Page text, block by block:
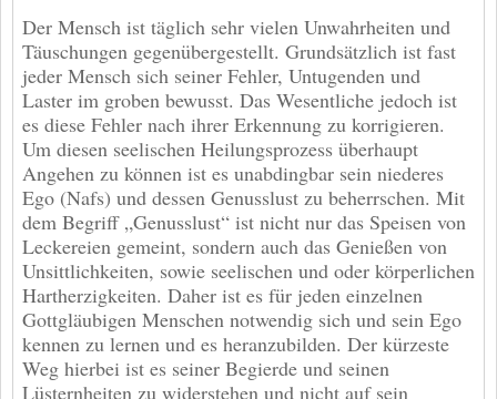
Der Mensch ist täglich sehr vielen Unwahrheiten und
Täuschungen gegenübergestellt. Grundsätzlich ist fast
jeder Mensch sich seiner Fehler, Untugenden und
Laster im groben bewusst. Das Wesentliche jedoch ist
es diese Fehler nach ihrer Erkennung zu korrigieren.
Um diesen seelischen Heilungsprozess überhaupt
Angehen zu können ist es unabdingbar sein niederes
Ego (Nafs) und dessen Genusslust zu beherrschen. Mit
dem Begriff „Genusslust“ ist nicht nur das Speisen von
Leckereien gemeint, sondern auch das Genießen von
Unsittlichkeiten, sowie seelischen und oder körperlichen
Hartherzigkeiten. Daher ist es für jeden einzelnen
Gottgläubigen Menschen notwendig sich und sein Ego
kennen zu lernen und es heranzubilden. Der kürzeste
Weg hierbei ist es seiner Begierde und seinen
Lüsternheiten zu widerstehen und nicht auf sein